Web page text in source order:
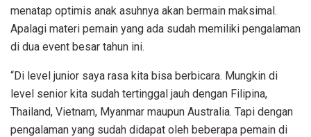
menatap optimis anak asuhnya akan bermain maksimal.
Apalagi materi pemain yang ada sudah memiliki pengalaman
di dua event besar tahun ini.
“Di level junior saya rasa kita bisa berbicara. Mungkin di
level senior kita sudah tertinggal jauh dengan Filipina,
Thailand, Vietnam, Myanmar maupun Australia. Tapi dengan
pengalaman yang sudah didapat oleh beberapa pemain di